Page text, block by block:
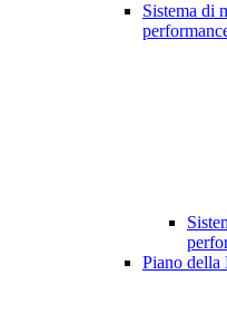
Sistema di
Piano della